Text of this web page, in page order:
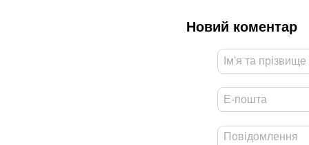
Новий коментар